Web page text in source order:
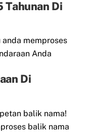
Tahunan Di
memproses
Anda
Di
balik nama!
balik nama